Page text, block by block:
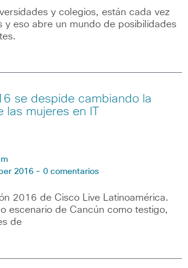
y colegios, están cada vez
y eso abre un mundo de posibilidades
se despide cambiando la
mujeres en IT
2016 - 0 comentarios
2016 de Cisco Live Latinoamérica.
escenario de Cancún como testigo,
de